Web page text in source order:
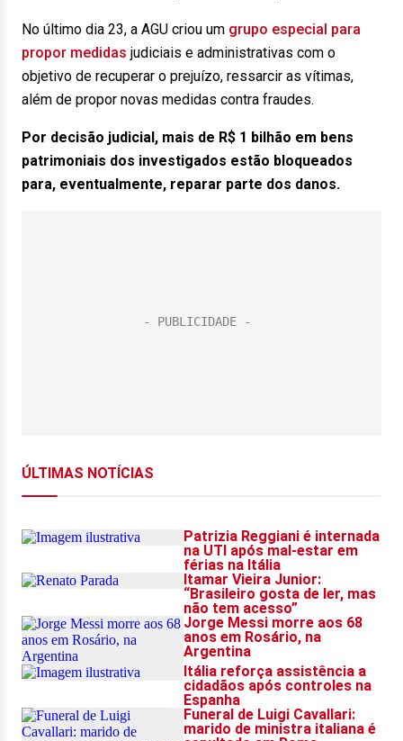
No último dia 23, a AGU criou um grupo especial para
propor medidas judiciais e administrativas com o
objetivo de recuperar o prejuízo, ressarcir as vítimas,
além de propor novas medidas contra fraudes.
Por decisão judicial, mais de R$ 1 bilhão em bens
patrimoniais dos investigados estão bloqueados
para, eventualmente, reparar parte dos danos.